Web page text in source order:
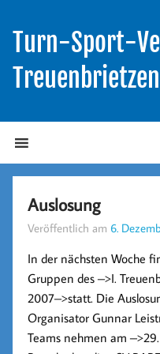
Turn-Sport-
Auslosung
Veröffentlich am 6.
In der nächsten Woche
Gruppen des –>I.
2007–>statt. Die
Organisator Gunnar
Teams nehmen am